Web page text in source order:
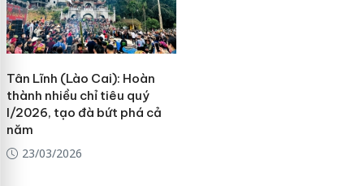
Tân Lĩnh (Lào Cai): Hoàn
thành nhiều chỉ tiêu quý
I/2026, tạo đà bứt phá cả
năm
23/03/2026